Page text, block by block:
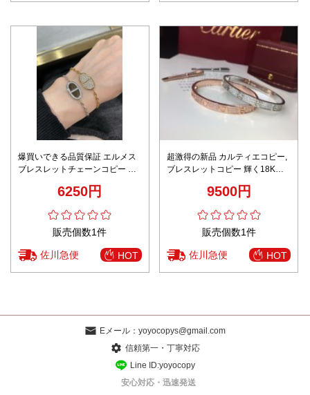
爆買いできる品質保証 エルメス
ブレスレットチェーンコピー フ
6250円
販売個数1件
佐川急便 HOT
超激得の新品 カルティエコピー,
ブレスレットコピー 輝く18Kゴ
9500円
販売個数1件
佐川急便 HOT
Eメール： yoyocopys@gmail.com
信頼第一・丁寧対応
Line ID:yoyocopy
安心対応・迅速発送